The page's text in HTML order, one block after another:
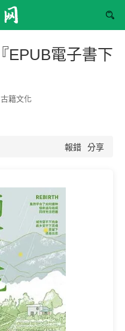

EPUB電子書下
分
古籍文化
報錯 分享